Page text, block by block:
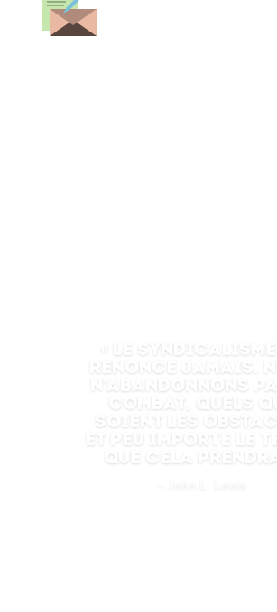
renonce jamais.
n’abandonnons
combat, quels
soient les
et peu importe le
que cela